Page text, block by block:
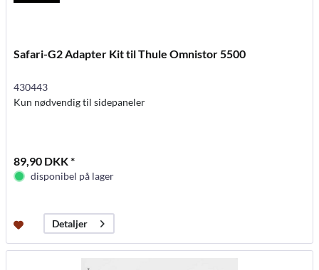
Safari-G2 Adapter Kit til Thule Omnistor 5500
430443
Kun nødvendig til sidepaneler
89,90 DKK *
disponibel på lager
Detaljer